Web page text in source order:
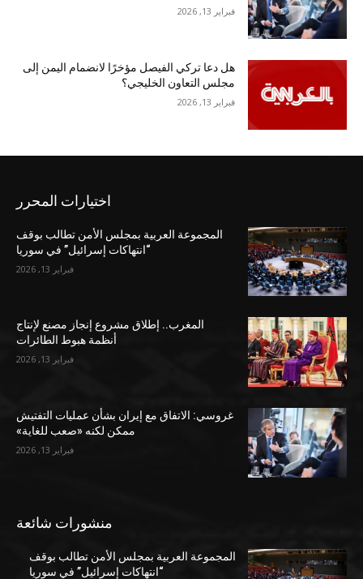
فبراير 13, 2026
هل دعا تركي الفيصل مؤخرًا لانضمام اليمن إلى
مجلس التعاون الخليجي؟
فبراير 13, 2026
اختيارات المحرر
المجموعة العربية بمجلس الأمن تطالب بوقف
“انتهاكات إسرائيل” في سوريا
فبراير 13, 2026
المغرب.. إطلاق مشروع إنجاز مصنع لإنتاج
أنظمة هبوط الطائرات
فبراير 13, 2026
غروسي: الاتفاق مع إيران بشأن عمليات التفتيش
ممكن لكنه «صعب للغاية»
فبراير 13, 2026
منشورات شائعة
المجموعة العربية بمجلس الأمن تطالب بوقف
“انتهاكات إسرائيل” في سوريا